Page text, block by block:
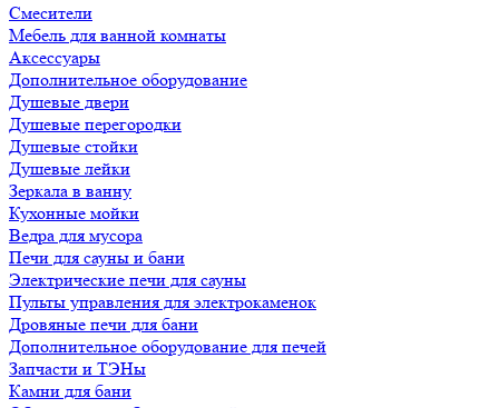
Смесители
Мебель для ванной комнаты
Аксессуары
Дополнительное оборудование
Душевые двери
Душевые перегородки
Душевые стойки
Душевые лейки
Зеркала в ванну
Кухонные мойки
Ведра для мусора
Печи для сауны и бани
Электрические печи для сауны
Пульты управления для электрокаменок
Дровяные печи для бани
Дополнительное оборудование для печей
Запчасти и ТЭНы
Камни для бани